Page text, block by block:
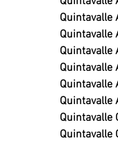
Quintavalle
Quintavalle
Quintavalle
Quintavalle
Quintavalle
Quintavalle
Quintavalle
Quintavalle